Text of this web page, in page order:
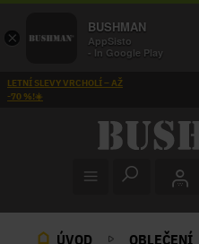
LETNÍ SLEVY VRCHOLÍ – AŽ
-70 %!☀️
ÚVOD OBLEČENÍ
×
BUSHMAN
AppSisto
- In Google Play